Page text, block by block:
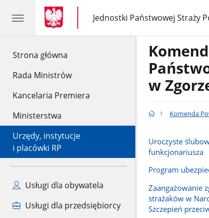
Strona główna
Rada Ministrów
Kancelaria Premiera
Ministerstwa
Urzędy, instytucje
i placówki RP
Usługi dla obywatela
Usługi dla przedsiębiorcy
gov.pl
gov.pl
Jednostki Państwowej Straży
gov.pl
Jednostki
Państwowej
w
Komenda
Uroczyste
funkcjonariusza
Program
Zaangażowanie
strażaków w
Szczepień